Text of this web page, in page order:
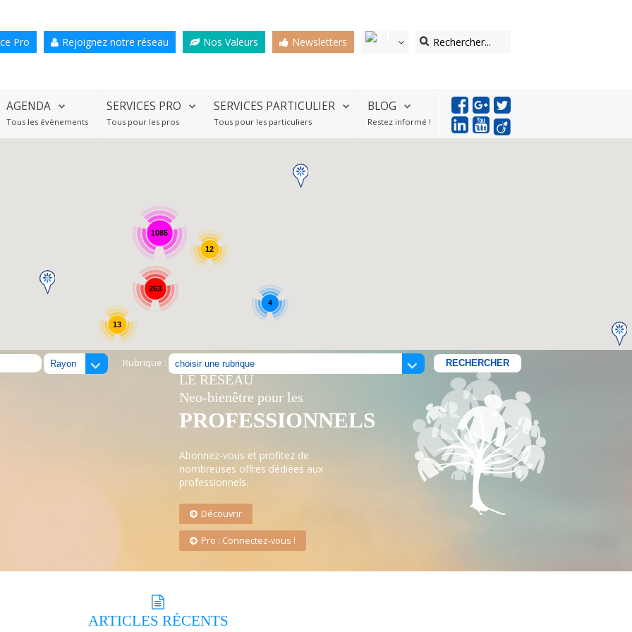
Pro Rejoignez notre réseau Nos Valeurs Newsletters
AGENDA
Tous les évènements
SERVICES PRO
Tous pour les pros
SERVICES PARTICULIER
Tous pour les particuliers
BLOG
Restez informé !
1085
13
263
4
12
Rubrique :
LE RÉSEAU
Neo-bienêtre pour les
PROFESSIONNELS
Abonnez-vous et profitez de
nombreuses offres dédiées aux
professionnels.
Découvrir
Pro : Connectez-vous !
ARTICLES RÉCENTS